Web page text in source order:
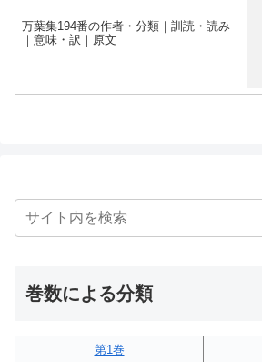
万葉集194番の作者・分類｜訓読・読み
｜意味・訳｜原文
巻数による分類
第1巻